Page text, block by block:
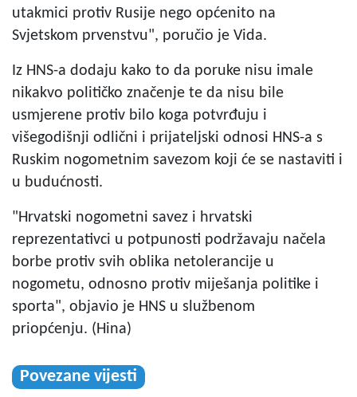
utakmici protiv Rusije nego općenito na
Svjetskom prvenstvu", poručio je Vida.
Iz HNS-a dodaju kako to da poruke nisu imale
nikakvo političko značenje te da nisu bile
usmjerene protiv bilo koga potvrđuju i
višegodišnji odlični i prijateljski odnosi HNS-a s
Ruskim nogometnim savezom koji će se nastaviti i
u budućnosti.
"Hrvatski nogometni savez i hrvatski
reprezentativci u potpunosti podržavaju načela
borbe protiv svih oblika netolerancije u
nogometu, odnosno protiv miješanja politike i
sporta", objavio je HNS u službenom
priopćenju. (Hina)
Povezane vijesti